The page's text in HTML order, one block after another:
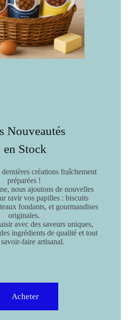
Nouveautés
en Stock
créations fraîchement
préparées !
nous ajoutons de nouvelles
ravir vos papilles : biscuits
fondants, et gourmandises
originales.
avec des saveurs uniques,
ingrédients de qualité et tout
faire artisanal.
Acheter